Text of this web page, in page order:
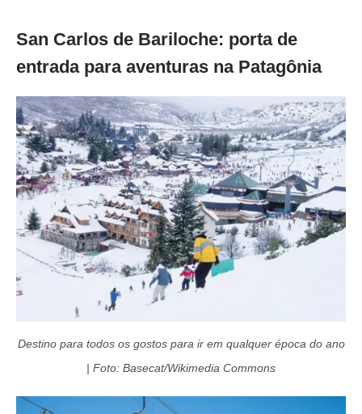
San Carlos de Bariloche: porta de
entrada para aventuras na Patagônia
Destino para todos os gostos para ir em qualquer época do ano
| Foto: Basecat/Wikimedia Commons